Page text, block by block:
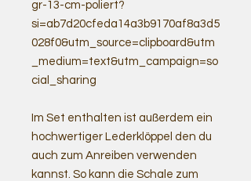
gr-13-cm-poliert?
si=ab7d20cfeda14a3b9170af8a3d5
028f0&utm_source=clipboard&utm
_medium=text&utm_campaign=so
cial_sharing
Im Set enthalten ist außerdem ein
hochwertiger Lederklöppel den du
auch zum Anreiben verwenden
kannst. So kann die Schale zum